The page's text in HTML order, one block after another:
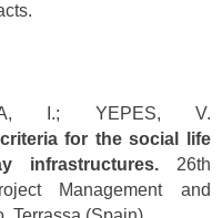
I.; YEPES, V.
for the social life
infrastructures.26th
Management and